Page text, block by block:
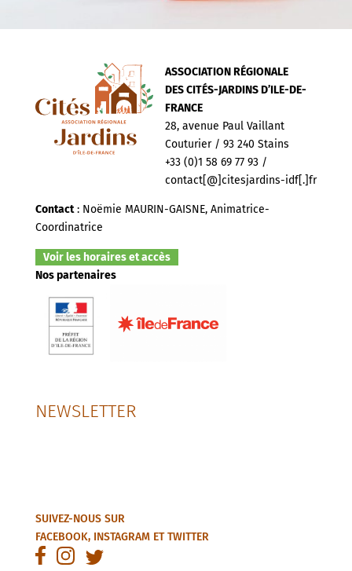
ASSOCIATION RÉGIONALE
DES CITÉS-JARDINS D’ILE-DE-
FRANCE
28, avenue Paul Vaillant
Couturier / 93 240 Stains
+33 (0)1 58 69 77 93 /
contact[@]citesjardins-idf[.]fr
Contact: Noëmie MAURIN-GAISNE, Animatrice-
Coordinatrice
Voir les horaires et accès
Nos partenaires
NEWSLETTER
SUIVEZ-NOUS SUR
FACEBOOK, INSTAGRAMETTWITTER